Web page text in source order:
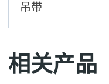
吊带
相关产品